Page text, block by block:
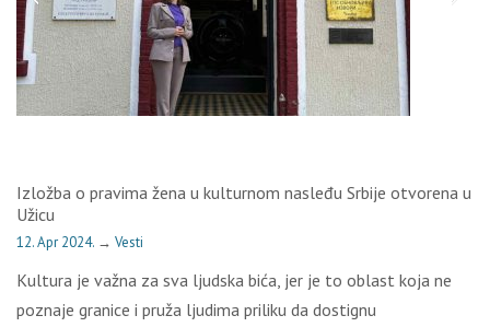
Izložba o pravima žena u kulturnom nasleđu Srbije otvorena u
Užicu
12. Apr 2024. → Vesti
Kultura je važna za sva ljudska bića, jer je to oblast koja ne
poznaje granice i pruža ljudima priliku da dostignu